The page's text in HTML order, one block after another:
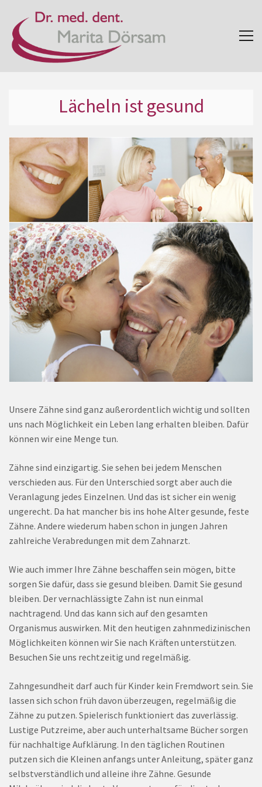
Lächeln ist gesund
Unsere Zähne sind ganz außerordentlich wichtig und sollten
uns nach Möglichkeit ein Leben lang erhalten bleiben. Dafür
können wir eine Menge tun.
Zähne sind einzigartig. Sie sehen bei jedem Menschen
verschieden aus. Für den Unterschied sorgt aber auch die
Veranlagung jedes Einzelnen. Und das ist sicher ein wenig
ungerecht. Da hat mancher bis ins hohe Alter gesunde, feste
Zähne. Andere wiederum haben schon in jungen Jahren
zahlreiche Verabredungen mit dem Zahnarzt.
Wie auch immer Ihre Zähne beschaffen sein mögen, bitte
sorgen Sie dafür, dass sie gesund bleiben. Damit Sie gesund
bleiben. Der vernachlässigte Zahn ist nun einmal
nachtragend. Und das kann sich auf den gesamten
Organismus auswirken. Mit den heutigen zahnmedizinischen
Möglichkeiten können wir Sie nach Kräften unterstützen.
Besuchen Sie uns rechtzeitig und regelmäßig.
Zahngesundheit darf auch für Kinder kein Fremdwort sein. Sie
lassen sich schon früh davon überzeugen, regelmäßig die
Zähne zu putzen. Spielerisch funktioniert das zuverlässig.
Lustige Putzreime, aber auch unterhaltsame Bücher sorgen
für nachhaltige Aufklärung. In den täglichen Routinen
putzen sich die Kleinen anfangs unter Anleitung, später ganz
selbstverständlich und alleine ihre Zähne. Gesunde